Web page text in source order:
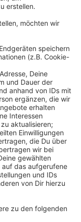
zwei Angeklagte
Schuld ließe
hatte
Landgericht
Auch hier gab
Deswegen
eingestellt.